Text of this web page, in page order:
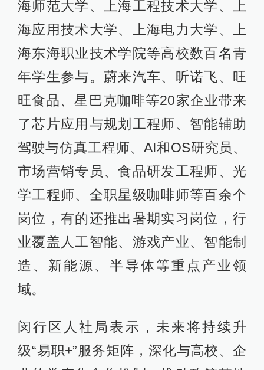
海师范大学、上海工程技术大学、上
海应用技术大学、上海电力大学、上
海东海职业技术学院等高校数百名青
年学生参与。蔚来汽车、昕诺飞、旺
旺食品、星巴克咖啡等20家企业带来
了芯片应用与规划工程师、智能辅助
驾驶与仿真工程师、AI和OS研究员、
市场营销专员、食品研发工程师、光
学工程师、全职星级咖啡师等百余个
岗位，有的还推出暑期实习岗位，行
业覆盖人工智能、游戏产业、智能制
造、新能源、半导体等重点产业领
域。
闵行区人社局表示，未来将持续升
级“易职+”服务矩阵，深化与高校、企